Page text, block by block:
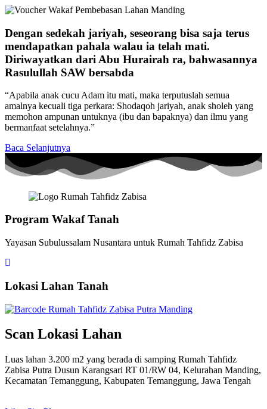
Dengan sedekah jariyah, seseorang bisa saja terus
mendapatkan pahala walau ia telah mati.
Diriwayatkan dari Abu Hurairah ra, bahwasannya
Rasulullah SAW bersabda
“Apabila anak cucu Adam itu mati, maka terputuslah semua
amalnya kecuali tiga perkara: Shodaqoh jariyah, anak sholeh yang
memohon ampunan untuknya (ibu dan bapaknya) dan ilmu yang
bermanfaat setelahnya.”
Baca Selanjutnya
Program Wakaf Tanah
Yayasan Subulussalam Nusantara untuk Rumah Tahfidz Zabisa
Lokasi Lahan Tanah
Scan Lokasi Lahan
Luas lahan 3.200 m2 yang berada di samping Rumah Tahfidz
Zabisa Putra Dusun Karangsari RT 01/RW 04, Kelurahan Manding,
Kecamatan Temanggung, Kabupaten Temanggung, Jawa Tengah